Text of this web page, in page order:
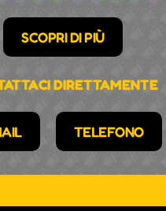
SCOPRI DI PIÙ
DIRETTAMENTE
TELEFONO